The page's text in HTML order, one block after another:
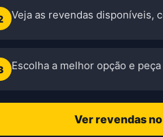
Veja as revendas disponíveis,
Escolha a melhor opção e
Ver revendas